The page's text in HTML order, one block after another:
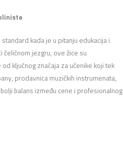
kada je u pitanju edukacija i
čeličnom jezgru, ove žice su
ključnog značaja za učenike koji tek
prodavnica muzičkih instrumenata,
balans između cene i profesionalnog